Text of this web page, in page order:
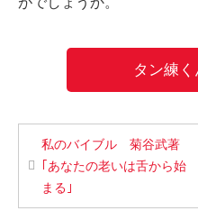
タン練
私のバイブル 菊谷武著
｢あなたの老いは舌から始
まる｣